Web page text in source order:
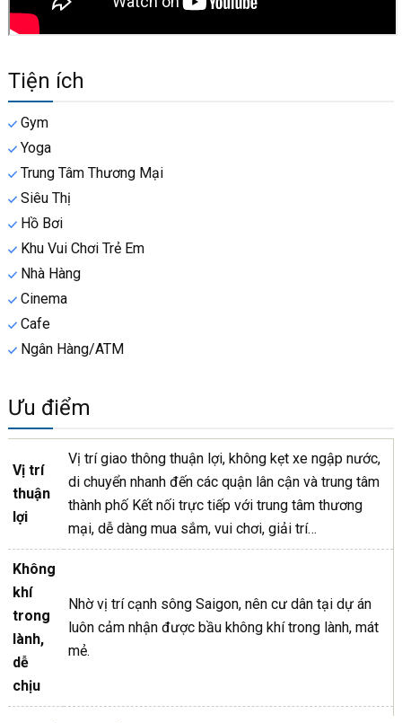
Tiện ích
Gym
Yoga
Trung Tâm Thương Mại
Siêu Thị
Hồ Bơi
Khu Vui Chơi Trẻ Em
Nhà Hàng
Cinema
Cafe
Ngân Hàng/ATM
Ưu điểm
Vị trí
thuận
lợi
Vị trí giao thông thuận lợi, không kẹt xe ngập nước,
di chuyển nhanh đến các quận lân cận và trung tâm
thành phố Kết nối trực tiếp với trung tâm thương
mại, dễ dàng mua sắm, vui chơi, giải trí…
Không
khí
trong
lành,
dễ
chịu
Nhờ vị trí cạnh sông Saigon, nên cư dân tại dự án
luôn cảm nhận được bầu không khí trong lành, mát
mẻ.